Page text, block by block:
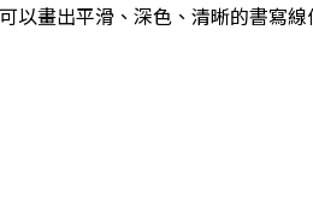
以畫出平滑、深色、清晰的書寫線